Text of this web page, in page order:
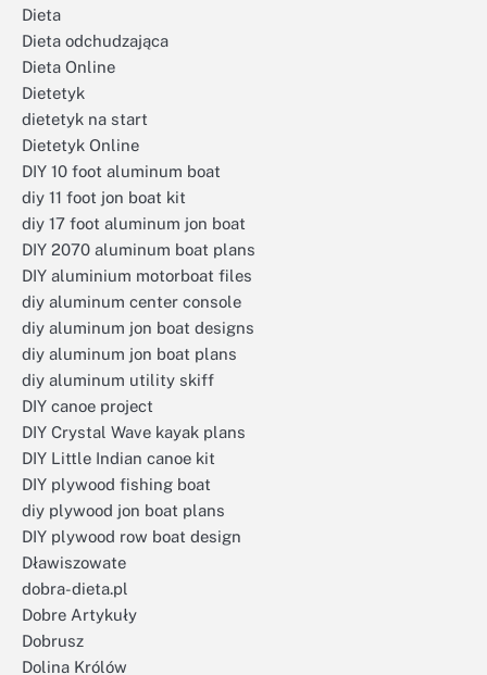
Dieta
Dieta odchudzająca
Dieta Online
Dietetyk
dietetyk na start
Dietetyk Online
DIY 10 foot aluminum boat
diy 11 foot jon boat kit
diy 17 foot aluminum jon boat
DIY 2070 aluminum boat plans
DIY aluminium motorboat files
diy aluminum center console
diy aluminum jon boat designs
diy aluminum jon boat plans
diy aluminum utility skiff
DIY canoe project
DIY Crystal Wave kayak plans
DIY Little Indian canoe kit
DIY plywood fishing boat
diy plywood jon boat plans
DIY plywood row boat design
Dławiszowate
dobra-dieta.pl
Dobre Artykuły
Dobrusz
Dolina Królów